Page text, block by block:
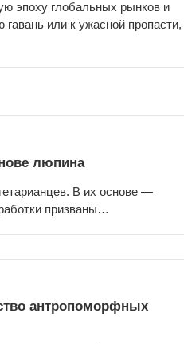
эпоху глобальных рынков и
или к ужасной пропасти,
люпина
В их основе —
призваны…
антропоморфных